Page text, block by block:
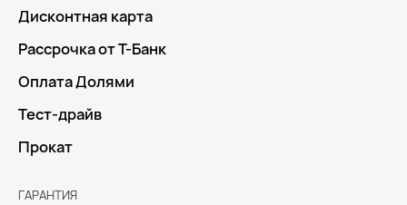
Дисконтная карта
Рассрочка от Т-Банк
Оплата Долями
Тест-драйв
Прокат
ГАРАНТИЯ